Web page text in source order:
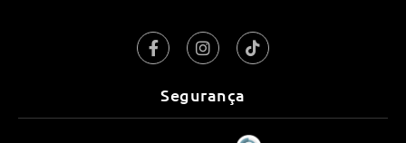
Segurança